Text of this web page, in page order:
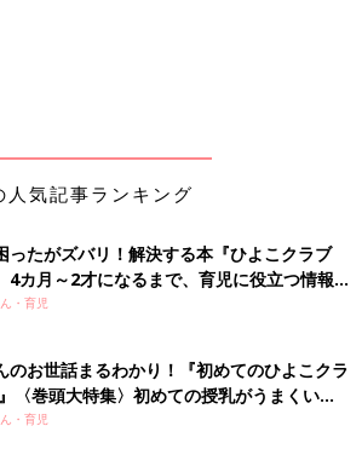
気記事ランキング
ったがズバリ！解決する本『ひよこクラブ
カ月～2才になるまで、育児に役立つ情報が
！
・育児
のお世話まるわかり！『初めてのひよこクラ
〈巻頭大特集〉初めての授乳がうまくい
ぱい・ミルクの基本と夏のトラブル 解決テ
・育児